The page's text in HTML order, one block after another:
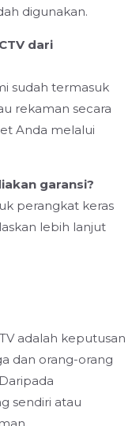
digunakan.
dari
sudah termasuk
rekaman secara
Anda melalui
garansi?
perangkat keras
lebih lanjut
adalah keputusan
dan orang-orang
sendiri atau